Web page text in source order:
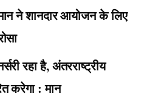
ने शानदार आयोजन के लिए
रहा है, अंतरराष्ट्रीय
करेगा : मान